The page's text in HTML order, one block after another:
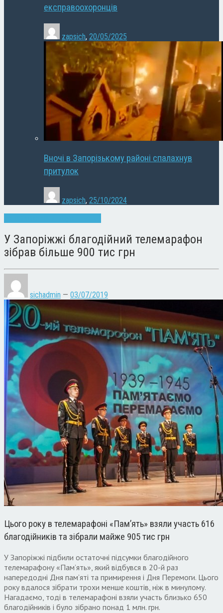
експравоохоронців
zapsich, 20/05/2025
Вночі в Запорізькому районі спалахнув
притулок
zapsich, 25/10/2024
У Запоріжжі благодійний телемарафон
зібрав більше 900 тис грн
sichadmin — 03/07/2019
Цього року в телемарафоні «Пам’ять» взяли участь 616
благодійників та зібрали майже 905 тис грн
У Запоріжжі підбили остаточні підсумки благодійного
телемарафону «Пам’ять», який відбувся в 20-й раз
напередодні Дня пам’яті та примирення і Дня Перемоги. Цього
року вдалося зібрати трохи менше коштів, ніж в минулому.
Нагадаємо, тоді в телемарафоні взяли участь близько 650
благодійників і було зібрано понад 1 млн. грн.